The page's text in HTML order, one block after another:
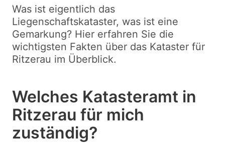
Was ist eigentlich das
Liegenschaftskataster, was ist eine
Gemarkung? Hier erfahren Sie die
wichtigsten Fakten über das Kataster für
Ritzerau im Überblick.
Welches Katasteramt in
Ritzerau für mich
zuständig?